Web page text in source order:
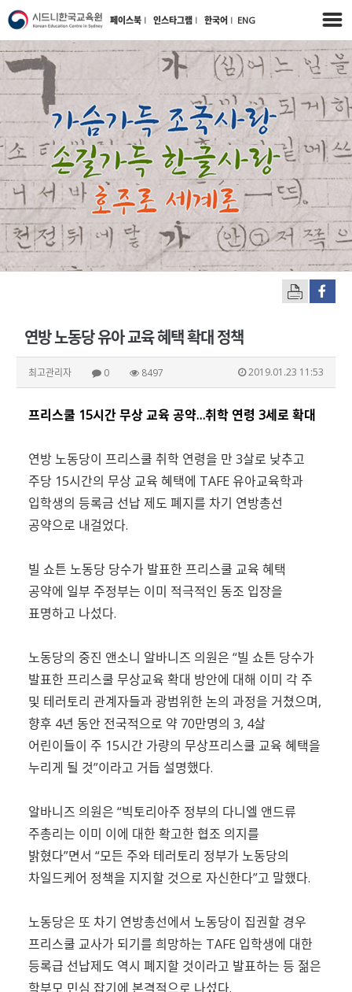
페이스북 l 인스타그램 l 한국어 l ENG
연방 노동당 유아 교육 혜택 확대 정책
최고관리자 0 8497 2019.01.23 11:53
프리스쿨 15시간 무상 교육 공약…취학 연령 3세로 확대
연방 노동당이 프리스쿨 취학 연령을 만 3살로 낮추고
주당 15시간의 무상 교육 혜택에 TAFE 유아교육학과
입학생의 등록금 선납 제도 폐지를 차기 연방총선
공약으로 내걸었다.
빌 쇼튼 노동당 당수가 발표한 프리스쿨 교육 혜택
공약에 일부 주정부는 이미 적극적인 동조 입장을
표명하고 나섰다.
노동당의 중진 앤소니 알바니즈 의원은 “빌 쇼튼 당수가
발표한 프리스쿨 무상교육 확대 방안에 대해 이미 각 주
및 테러토리 관계자들과 광범위한 논의 과정을 거쳤으며,
향후 4년 동안 전국적으로 약 70만명의 3, 4살
어린이들이 주 15시간 가량의 무상프리스쿨 교육 혜택을
누리게 될 것”이라고 거듭 설명했다.
알바니즈 의원은 “빅토리아주 정부의 다니엘 앤드류
주총리는 이미 이에 대한 확고한 협조 의지를
밝혔다”면서 “모든 주와 테러토리 정부가 노동당의
차일드케어 정책을 지지할 것으로 자신한다”고 말했다.
노동당은 또 차기 연방총선에서 노동당이 집권할 경우
프리스쿨 교사가 되기를 희망하는 TAFE 입학생에 대한
등록급 선납제도 역시 폐지할 것이라고 발표하는 등 젊은
학부모 민심 잡기에 본격적으로 나섰다.